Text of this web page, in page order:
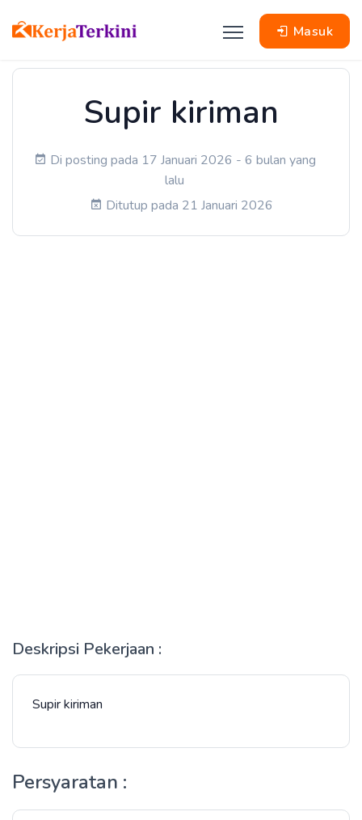
Masuk
Supir kiriman
Di posting pada 17 Januari 2026 - 6 bulan yang
lalu
Ditutup pada 21 Januari 2026
Deskripsi Pekerjaan :
Supir kiriman
Persyaratan :